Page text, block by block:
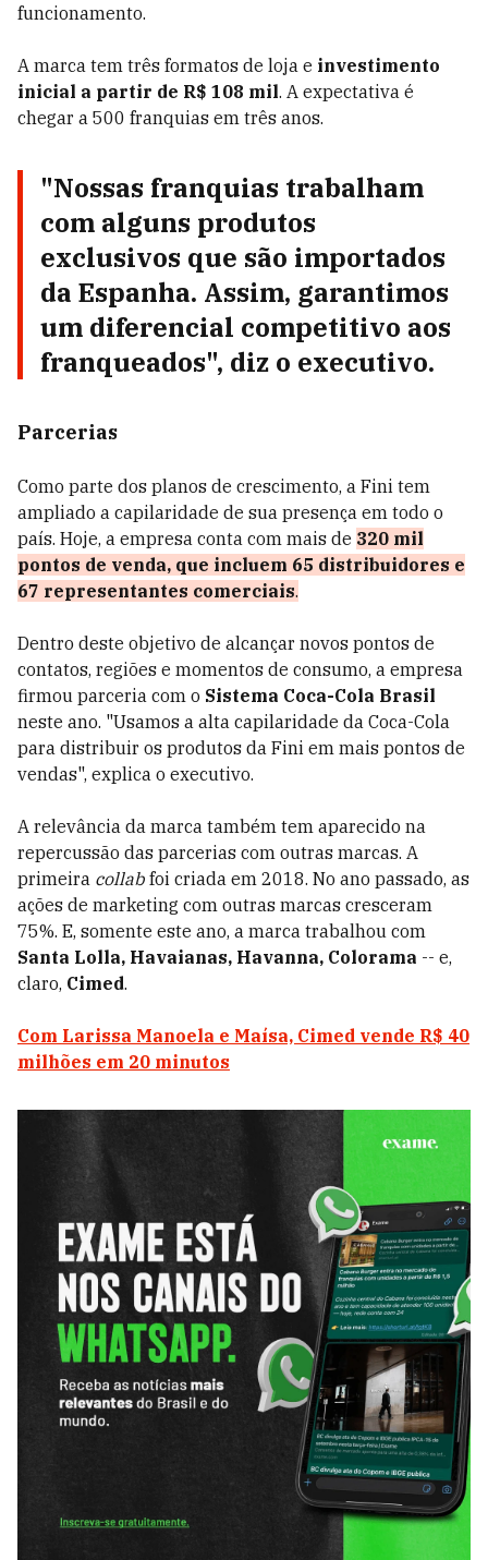
funcionamento.
A marca tem três formatos de loja e investimento
inicial a partir de R$ 108 mil. A expectativa é
chegar a 500 franquias em três anos.
"Nossas franquias trabalham
com alguns produtos
exclusivos que são importados
da Espanha. Assim, garantimos
um diferencial competitivo aos
franqueados", diz o executivo.
Parcerias
Como parte dos planos de crescimento, a Fini tem
ampliado a capilaridade de sua presença em todo o
país. Hoje, a empresa conta com mais de 320 mil
pontos de venda, que incluem 65 distribuidores e
67 representantes comerciais.
Dentro deste objetivo de alcançar novos pontos de
contatos, regiões e momentos de consumo, a empresa
firmou parceria com o Sistema Coca-Cola Brasil
neste ano. "Usamos a alta capilaridade da Coca-Cola
para distribuir os produtos da Fini em mais pontos de
vendas", explica o executivo.
A relevância da marca também tem aparecido na
repercussão das parcerias com outras marcas. A
primeira collab foi criada em 2018. No ano passado, as
ações de marketing com outras marcas cresceram
75%. E, somente este ano, a marca trabalhou com
Santa Lolla, Havaianas, Havanna, Colorama -- e,
claro, Cimed.
Com Larissa Manoela e Maísa, Cimed vende R$ 40
milhões em 20 minutos